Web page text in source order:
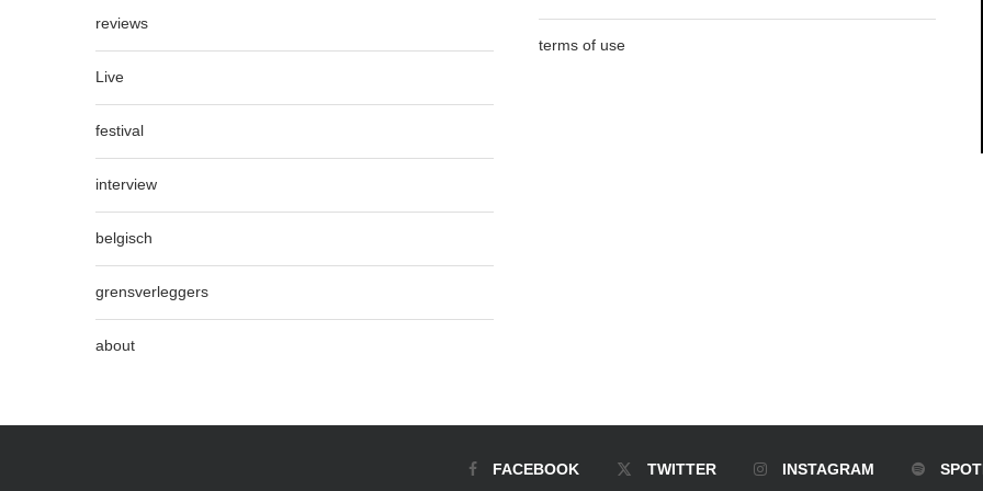
reviews
Live
festival
interview
belgisch
grensverleggers
about
terms of use
FACEBOOK TWITTER INSTAGRAM